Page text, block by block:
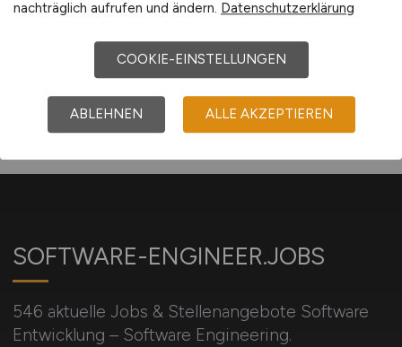
1
SOFTWARE-ENGINEER.JOBS
546 aktuelle Jobs & Stellenangebote Software
Entwicklung – Software Engineering.
nachträglich aufrufen und ändern. Datenschutzerklärung
COOKIE-EINSTELLUNGEN
ABLEHNEN ALLE AKZEPTIEREN